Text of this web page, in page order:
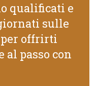
qualificati e
sulle
offrirti
al passo con